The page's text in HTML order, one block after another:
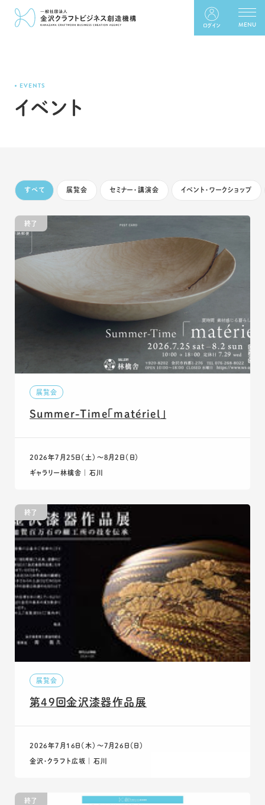
ログイン
イベント
EVENTS
すべて 展覧会 セミナー・講演会 イベント・ワークショップ
終了
展覧会
Summer-Time「matériel」
2026年7月25日（土）〜8月2日（日）
ギャラリー林檎舎 ｜ 石川
終了
展覧会
第49回金沢漆器作品展
2026年7月16日（木）〜7月26日（日）
金沢・クラフト広坂 ｜ 石川
終了